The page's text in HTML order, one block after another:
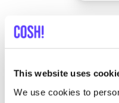
This website uses
We use cookies to